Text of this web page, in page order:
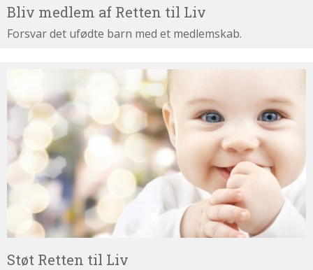
Bliv medlem af Retten til Liv
Forsvar det ufødte barn med et medlemskab.
Retten
til
Liv
Støt Retten til Liv